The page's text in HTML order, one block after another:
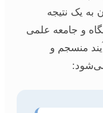
به یک نتیجه
و جامعه علمی
منسجم و